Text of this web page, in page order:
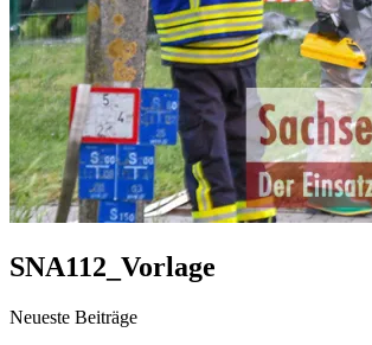
SNA112_Vorlage
Neueste Beiträge